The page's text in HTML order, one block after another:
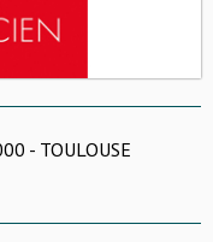
- TOULOUSE